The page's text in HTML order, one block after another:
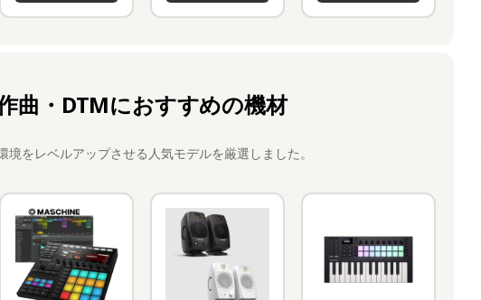
曲・DTMにおすすめの機材
境をレベルアップさせる人気モデルを厳選しました。